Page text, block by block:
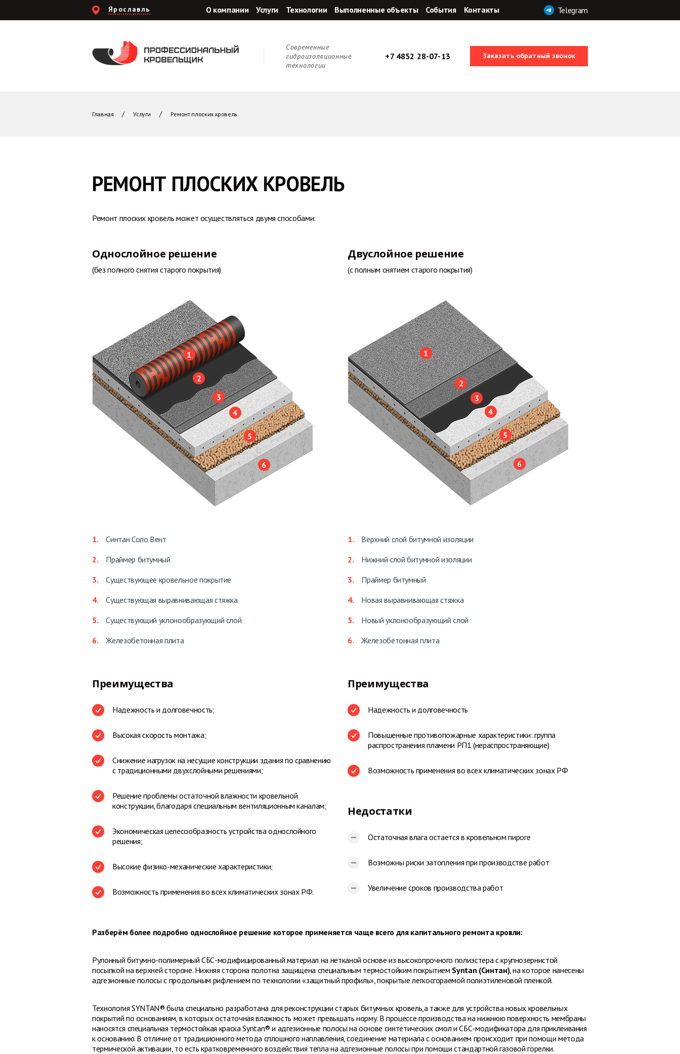
Ярославль О компании Услуги Технологии Выполненные объекты События Контакты Telegram
Cовременные
гидроизоляционные
технологии
+7 4852 28-07-13 Заказать обратный звонок
Главная Услуги Ремонт плоских кровель
РЕМОНТ ПЛОСКИХ КРОВЕЛЬ
Ремонт плоских кровель может осуществляться двумя способами:
Однослойное решение
(без полного снятия старого покрытия)
Синтан Соло Вент
Праймер битумный
Существующее кровельное покрытие
Существующая выравнивающая стяжка
Существующий уклонообразующий слой
Железобетонная плита
Преимущества
Надежность и долговечность;
Высокая скорость монтажа;
Снижение нагрузок на несущие конструкции здания по сравнению
с традиционными двухслойными решениями;
Решение проблемы остаточной влажности кровельной
конструкции, благодаря специальным вентиляционным каналам;
Экономическая целесообразность устройства однослойного
решения;
Высокие физико-механические характеристики;
Возможность применения во всех климатических зонах РФ.
Двуслойное решение
(с полным снятием старого покрытия)
Верхний слой битумной изоляции
Нижний слой битумной изоляции
Праймер битумный
Новая выравнивающая стяжка
Новый уклонообразующий слой
Железобетонная плита
Преимущества
Надежность и долговечность
Повышенные противопожарные характеристики: группа
распространения пламени РП1 (нераспространяющие)
Возможность применения во всех климатических зонах РФ
Недостатки
Остаточная влага остается в кровельном пироге
Возможны риски затопления при производстве работ
Увеличение сроков производства работ
Разберём более подробно однослойное решение которое применяется чаще всего для капитального ремонта кровли:
Рулонный битумно-полимерный СБС-модифицированный материал на нетканой основе из высокопрочного полиэстера с крупнозернистой
посыпкой на верхней стороне. Нижняя сторона полотна защищена специальным термостойким покрытием Syntan (Синтан), на которое нанесены
адгезионные полосы с продольным рифлением по технологии «защитный профиль», покрытые легкосгораемой полиэтиленовой пленкой.
Технология SYNTAN® была специально разработана для реконструкции старых битумных кровель,а также для устройства новых кровельных
покрытий по основаниям, в которых остаточная влажность может превышать норму. В процессе производства на нижнюю поверхность мембраны
наносятся специальная термостойкая краска Syntan® и адгезионные полосы на основе синтетических смол и СБС-модификатора для приклеивания
к основанию. В отличие от традиционного метода сплошного наплавления, соединение материала с основанием происходит при помощи метода
термической активации, то есть кратковременного воздействия тепла на адгезионные полосы при помощи стандартной газовой горелки.